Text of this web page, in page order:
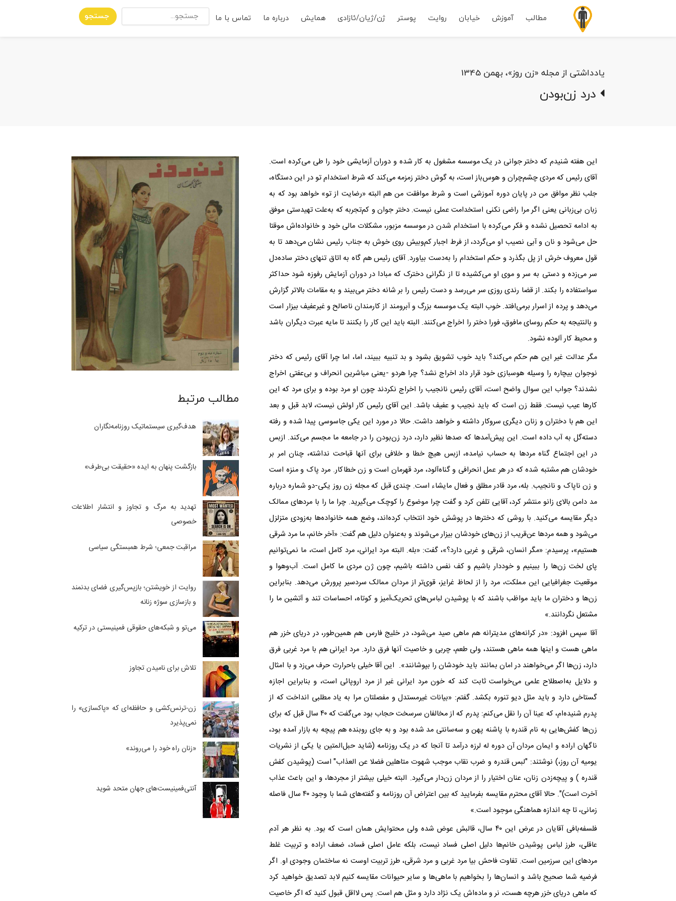
مطالب آموزش خیابان روایت پوستر ژن/ژیان/ئازادی همایش درباره ما تماس با ما جستجو
یادداشتی از مجله «زن روز»، بهمن 1345
درد زن‌بودن
این هفته شنیدم که دختر جوانی در یک موسسه مشغول به کار شده و دوران آزمایشی خود را طی می‌کرده است.
آقای رئیس که مردی چشم‌چران و هوس‌باز است، به گوش دختر زمزمه می‌کند که شرط استخدام تو در این دستگاه،
جلب نظر موافق من در پایان دوره آموزشی است و شرط موافقت من هم البته «رضایت از تو» خواهد بود که به
زبان بی‌زبانی یعنی اگر مرا راضی نکنی استخدامت عملی نیست. دختر جوان و کم‌تجربه که به‌علت تهیدستی موفق
به ادامه تحصیل نشده و فکر می‌کرده با استخدام شدن در موسسه مزبور، مشکلات مالی خود و خانواده‌اش موقتا
حل می‌شود و نان و آبی نصیب او می‌گردد، از فرط اجبار کم‌وبیش روی خوش به جناب رئیس نشان می‌دهد تا به
قول معروف خرش از پل بگذرد و حکم استخدام را به‌دست بیاورد. آقای رئیس هم گاه به اتاق تنهای دختر ساده‌دل
سر می‌زده و دستی به سر و موی او می‌کشیده تا از نگرانی دخترک که مبادا در دوران آزمایش رفوزه شود حداکثر
سواستفاده را بکند. از قضا رندی روزی سر می‌رسد و دست رئیس را بر شانه دختر می‌بیند و به مقامات بالاتر گزارش
می‌دهد و پرده از اسرار برمی‌افتد. خوب البته یک موسسه بزرگ و آبرومند از کارمندان ناصالح و غیرعفیف بیزار است
و بالنتیجه به حکم روسای مافوق، فورا دختر را اخراج می‌کنند‌. البته باید این کار را بکنند تا مایه عبرت دیگران باشد
و محیط کار آلوده نشود.
مگر عدالت غیر این هم حکم می‌کند؟ باید خوب تشویق بشود و بد تنبیه ببیند، اما، اما چرا آقای رئیس که دختر
نوجوان بیچاره را وسیله هوسبازی خود قرار داد اخراج نشد؟ چرا هردو -یعنی مباشرین انحراف و بی‌عفتی اخراج
نشدند؟ جواب این سوال واضح است، آقای رئیس نانجیب را اخراج نکردند چون او مرد بوده و برای مرد که این
کارها عیب نیست. فقط زن است که باید نجیب و عفیف باشد. این آقای رئیس کار اولش نیست، لابد قبل و بعد
این هم با دختران و زنان دیگری سروکار داشته و خواهد داشت. حالا در مورد این یکی جاسوسی پیدا شده و رفته
دسته‌گل به آب داده است. این پیش‌آمدها که صدها نظیر دارد، درد زن‌بودن را در جامعه ما مجسم می‌کند. ازبس
در این اجتماع گناه مردها به حساب نیامده، ازبس هیچ خطا و خلافی برای آنها قباحت نداشته، چنان امر بر
خودشان هم مشتبه شده که در هر عمل انحرافی و گناه‌آلود، مرد قهرمان است و زن خطاکار. مرد پاک و منزه است
و زن ناپاک و نانجیب. بله، مرد قادر مطلق و فعال مایشاء است. چندی قبل که مجله زن روز یکی-دو شماره درباره
مد دامن بالای زانو منتشر کرد، آقایی تلفن کرد و گفت چرا موضوع را کوچک می‌گیرید. چرا ما را با مردهای ممالک
دیگر مقایسه می‌کنید. با روشی که دخترها در پوشش خود انتخاب کرده‌اند، وضع همه خانواده‌ها به‌زودی متزلزل
می‌شود و همه مردها عن‌قریب از زن‌های خودشان بیزار می‌شوند و به‌عنوان دلیل هم گفت: «آخر خانم، ما مرد شرقی
هستیم»، پرسیدم: «مگر انسان، شرقی و غربی دارد؟»، گفت: «بله. البته مرد ایرانی، مرد کامل است، ما نمی‌توانیم
پای لخت زن‌ها را ببینیم و خوددار باشیم و کف نفس داشته باشیم، چون ژن مردی ما کامل است. آب‌وهوا و
موقعیت جغرافیایی این مملکت، مرد را از لحاظ غرایز، قوی‌تر از مردان ممالک سردسیر پرورش می‌دهد. بنابراین
زن‌ها و دختران ما باید مواظب باشند که با پوشیدن لباس‌های تحریک‌آمیز و کوتاه، احساسات تند و آتشین ما را
مشتعل نگردانند‌.»
آقا سپس افزود: «در کرانه‌های مدیترانه هم ماهی صید می‌شود، در خلیج فارس هم همین‌طور، در دریای خزر هم
ماهی هست و اینها همه ماهی هستند، ولی طعم، چربی و خاصیت آنها فرق دارد. مرد ایرانی هم با مرد غربی فرق
دارد، زن‌ها اگر می‌خواهند در امان بمانند باید خودشان را بپوشانند». این آقا خیلی باحرارت حرف می‌زد و با امثال
و دلایل به‌اصطلاح علمی می‌خواست ثابت کند که خون مرد ایرانی غیر از مرد اروپائی است، و بنابراین اجازه
گستاخی دارد و باید مثل دیو تنوره بکشد. گفتم: «بیانات غیرمستدل و مفصلتان مرا به یاد مطلبی انداخت که از
پدرم شنیده‌ام، که عینا آن را نقل می‌کنم: پدرم که از مخالفان سرسخت حجاب بود می‌گفت که ۴۰ سال قبل که برای
زن‌ها کفش‌هایی به نام قندره با پاشنه پهن و سه‌سانتی مد شده بود و به جای روبنده هم پیچه به بازار آمده بود،
ناگهان اراده و ایمان مردان آن دوره له لرزه درآمد تا آنجا که در یک روزنامه (شاید حبل‌المتین یا یکی از نشریات
یومیه آن روز،) نوشتند: "لبس قندره و ضرب نقاب موجب شهوت متاهلین فضلا عن‌ العذاب" است (پوشیدن کفش
قندره ) و پیچه‌زدن زنان، عنان اختیار را از مردان زن‌دار می‌گیرد. البته خیلی بیشتر از مجرد‌ها، و این باعث عذاب
آخرت است)". حالا آقای محترم مقایسه بفرمایید که بین اعتراض آن روزنامه و گفته‌های شما با وجود ۴۰ سال فاصله
زمانی، تا چه اندازه هماهنگی موجود است.»
فلسفه‌بافی آقایان در عرض این ۴۰ سال، قالبش عوض شده ولی محتوایش همان است که بود. به نظر هر آدم
عاقلی، طرز لباس پوشیدن خانم‌ها دلیل اصلی فساد نیست، بلکه عامل اصلی فساد، ضعف اراده و تربیت غلط
مردهای این سرزمین است. تفاوت فاحش بیا مرد غربی و مرد شرقی، طرز تربیت اوست نه ساختمان وجودی او. اگر
فرضیه شما صحیح باشد و انسان‌ها را بخواهیم با ماهی‌ها و سایر حیوانات مقایسه کنیم لابد تصدیق خواهید کرد
که ماهی دریای خزر هرچه هست، نر و ماده‌اش یک نژاد دارد و مثل هم است. پس لااقل قبول کنید که اگر خاصیت
مطالب مرتبط
هدف‌گیری سیستماتیک روزنامه‌نگاران
بازگشت پنهان به ایده «حقیقت بی‌طرف»
تهدید به مرگ و تجاوز و انتشار اطلاعات
خصوصی
مراقبت جمعی؛ شرط همبستگی سیاسی
روایت از خویشتن؛ بازپس‌گیری فضای بدنمند
و بازسازی سوژه زنانه
می‌تو و شبکه‌های حقوقی فمینیستی در ترکیه
تلاش برای نامیدن تجاوز
زن-ترنس‌کشی و حافظه‌ای که «پاکسازی» را
نمی‌پذیرد
«زنان راه خود را می‌روند»
آنتی‌فمینیست‌های جهان متحد شوید